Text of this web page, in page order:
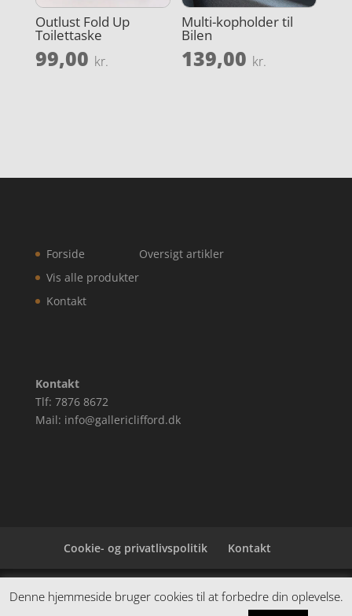
Outlust Fold Up
Toilettaske
99,00 kr.
Multi-kopholder til
Bilen
139,00 kr.
Forside
Vis alle produkter
Kontakt
Oversigt artikler
Kontakt
Tlf: 7876 8672
Mail: info@gallericlifford.dk
Cookie- og privatlivspolitik Kontakt
Denne hjemmeside samler et bredt udvalg af
spændende varer. Siden er et affiiliatesite, og nogle
Denne hjemmeside bruger cookies til at forbedre din oplevelse.